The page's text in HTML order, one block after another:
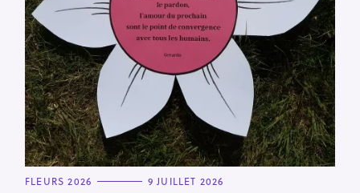
C
FLEURS 2026 9 JUILLET 2026